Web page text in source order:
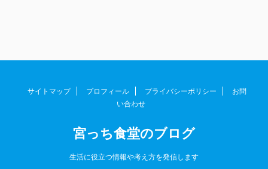
サイトマップ プロフィール プライバシーポリシー
お問
い合わせ
宮っち食堂のブログ
生活に役立つ情報や考え方を発信します